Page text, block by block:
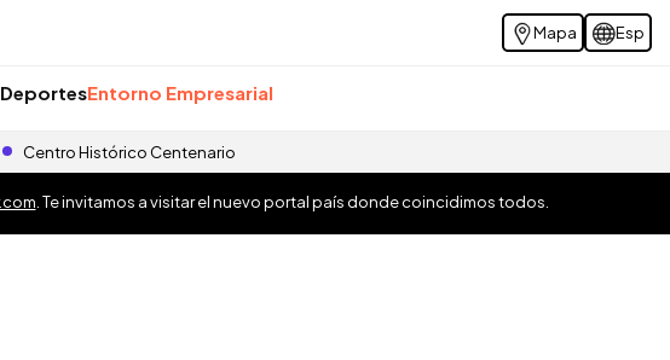
Mapa Esp
DeportesEntorno Empresarial
Centro Histórico Centenario
. Te invitamos a visitar el nuevo portal país donde coincidimos todos.